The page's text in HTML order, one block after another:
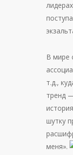
В мире
т.д.,
тренд
шутку
меня».